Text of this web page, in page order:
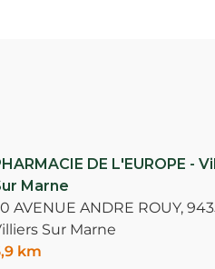
DE L'EUROPE -
Marne
AVENUE ANDRE ROUY,
Sur Marne
km